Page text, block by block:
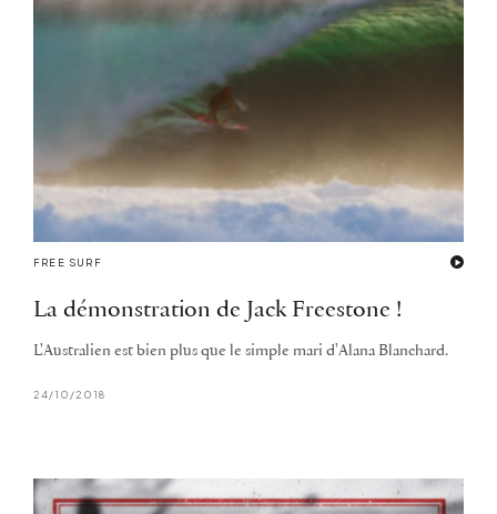
FREE SURF
La démonstration de Jack Freestone !
L'Australien est bien plus que le simple mari d'Alana Blanchard.
24/10/2018